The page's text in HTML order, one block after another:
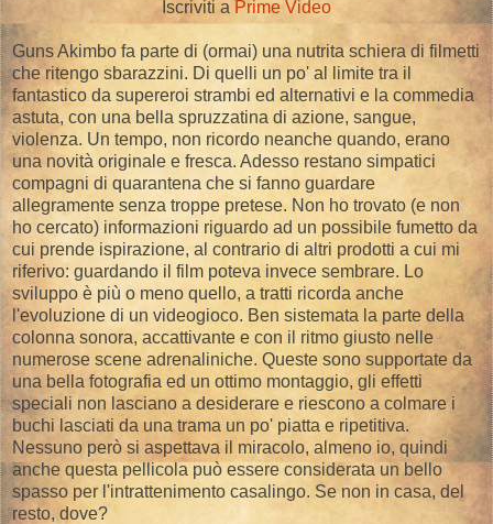
Iscriviti a Prime Video
Guns Akimbo fa parte di (ormai) una nutrita schiera di filmetti
che ritengo sbarazzini. Di quelli un po' al limite tra il
fantastico da supereroi strambi ed alternativi e la commedia
astuta, con una bella spruzzatina di azione, sangue,
violenza. Un tempo, non ricordo neanche quando, erano
una novità originale e fresca. Adesso restano simpatici
compagni di quarantena che si fanno guardare
allegramente senza troppe pretese. Non ho trovato (e non
ho cercato) informazioni riguardo ad un possibile fumetto da
cui prende ispirazione, al contrario di altri prodotti a cui mi
riferivo: guardando il film poteva invece sembrare. Lo
sviluppo è più o meno quello, a tratti ricorda anche
l'evoluzione di un videogioco. Ben sistemata la parte della
colonna sonora, accattivante e con il ritmo giusto nelle
numerose scene adrenaliniche. Queste sono supportate da
una bella fotografia ed un ottimo montaggio, gli effetti
speciali non lasciano a desiderare e riescono a colmare i
buchi lasciati da una trama un po' piatta e ripetitiva.
Nessuno però si aspettava il miracolo, almeno io, quindi
anche questa pellicola può essere considerata un bello
spasso per l'intrattenimento casalingo. Se non in casa, del
resto, dove?